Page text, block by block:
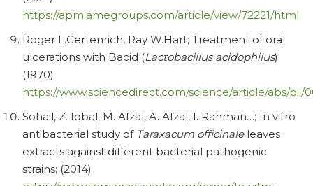
https://apm.amegroups.com/article/view/72221/html
Roger L.Gertenrich, Ray W.Hart; Treatment of oral
ulcerations with Bacid (Lactobacillus acidophilus);
(1970)
https://www.sciencedirect.com/science/article/abs/pii/
Sohail, Z. Iqbal, M. Afzal, A. Afzal, I. Rahman…; In vitro
antibacterial study of Taraxacum officinaleleaves
extracts against different bacterial pathogenic
strains; (2014)